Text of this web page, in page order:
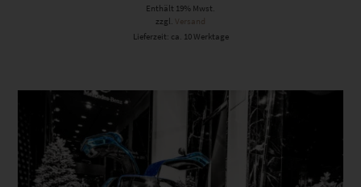
Enthält 19% Mwst.
zzgl. Versand
Lieferzeit: ca. 10 Werktage
Dieses Produkt weist mehrere Varianten auf. Die Optionen können auf der Produktseite gewählt werden